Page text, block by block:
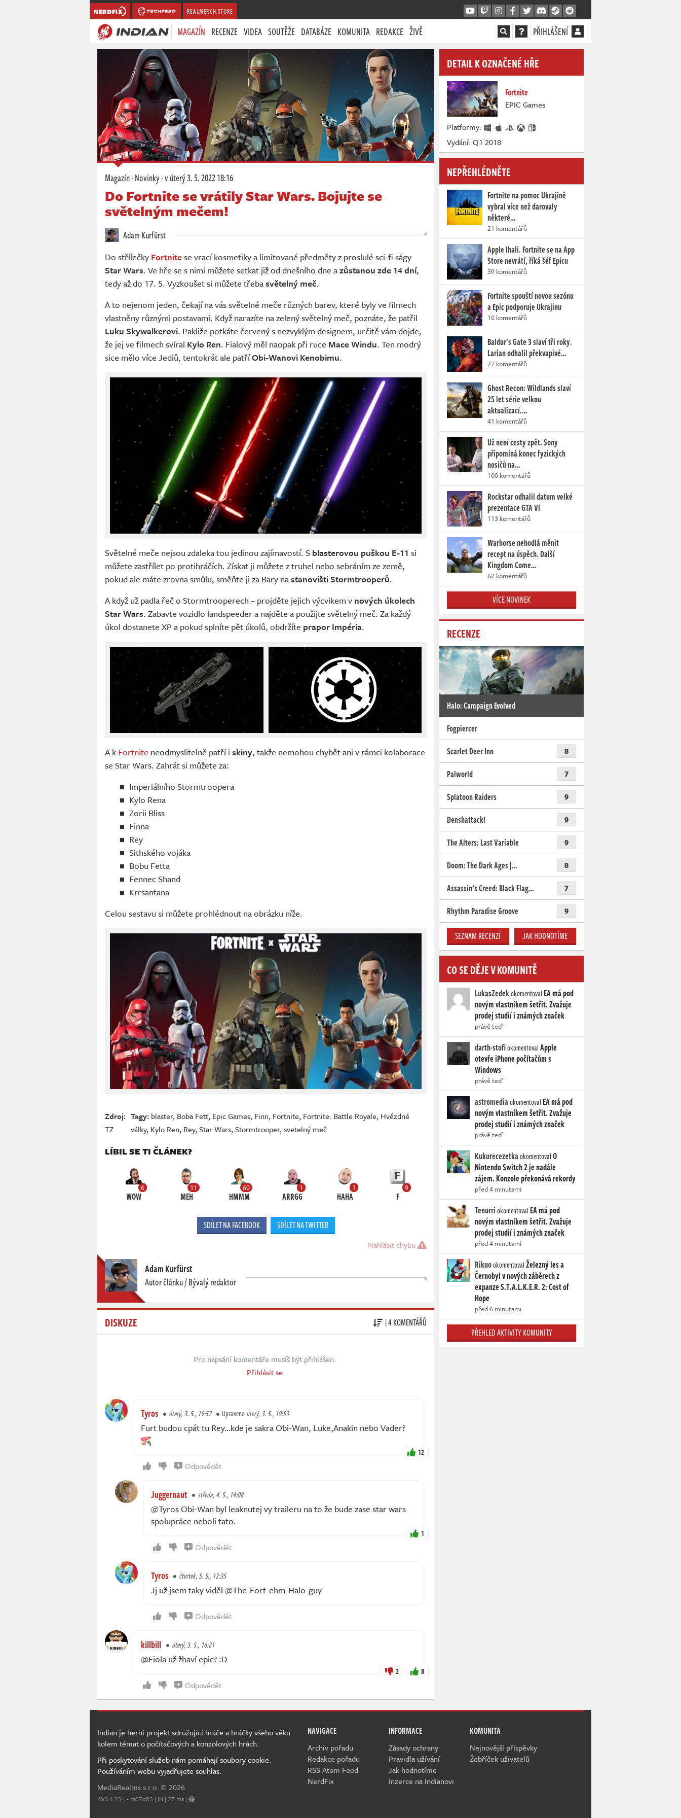
REALMERCH.STORE
MAGAZÍN RECENZE VIDEA SOUTĚŽE DATABÁZE KOMUNITA REDAKCE ŽIVĚ PŘIHLÁŠENÍ
Magazín·Novinky·v úterý3. 5. 2022 18:16
Do Fortnite se vrátily Star Wars. Bojujte se
světelným mečem!
Adam Kurfürst
Do střílečky Fortnitese vrací kosmetiky a limitované předměty z proslulé sci-fi ságy
Star Wars. Ve hře se s nimi můžete setkat již od dnešního dne azůstanou zde 14 dní,
tedy až do 17. 5. Vyzkoušet si můžete třebasvětelný meč.
A to nejenom jeden, čekají na vás světelné meče různých barev, které byly ve filmech
vlastněny různými postavami. Když narazíte na zelený světelný meč, poznáte, že patřil
Luku Skywalkerovi. Pakliže potkáte červený s nezvyklým designem, určitě vám dojde,
že jej ve filmech svíral Kylo Ren. Fialový měl naopak při ruce Mace Windu. Ten modrý
sice mělo více Jediů, tentokrát ale patříObi-Wanovi Kenobimu.
Světelné meče nejsou zdaleka tou jedinou zajímavostí. S blasterovou puškou E-11 si
můžete zastřílet po protihráčích. Získat ji můžete z truhel nebo sebráním ze země,
pokud ale máte zrovna smůlu, směňte ji za Bary nastanovišti Stormtrooperů.
A když už padla řeč o Stormtrooperech – projděte jejich výcvikem v nových úkolech
Star Wars. Zabavte vozidlo landspeeder a najděte a použijte světelný meč. Za každý
úkol dostanete XP a pokud splníte pět úkolů, obdržíte prapor Impéria.
A k Fortnite neodmyslitelně patří i skiny, takže nemohou chybět ani v rámci kolaborace
se Star Wars. Zahrát si můžete za:
Imperiálního Stormtroopera
Kylo Rena
Zorii Bliss
Finna
Rey
Sithského vojáka
Bobu Fetta
Fennec Shand
Krrsantana
Celou sestavu si můžete prohlédnout na obrázku níže.
Zdroj:
TZ
Tagy: blaster, Boba Fett, Epic Games, Finn, Fortnite, Fortnite: Battle Royale, Hvězdné
války, Kylo Ren, Rey,Star Wars,Stormtrooper,svetelný meč
LÍBIL SE TI ČLÁNEK?
6
WOW
11
MEH
60
HMMM
1
ARRGG
1
HAHA
9
F
SDÍLET NA FACEBOOK SDÍLET NA TWITTER
Nahlásit chybu
Adam Kurfürst
Autor článku / Bývalý redaktor
DISKUZE | 4 KOMENTÁŘŮ
Pro napsání komentáře musíš být přihlášen.
Přihlásit se
Tyros úterý, 3. 5., 19:52 Upravenoúterý, 3. 5., 19:53
Furt budou cpát tu Rey…kde je sakra Obi-Wan, Luke,Anakin nebo Vader?
12
Odpovědět
Juggernaut středa, 4. 5., 14:08
@Tyros Obi-Wan byl leaknutej vy traileru na to že bude zase star wars
spolupráce neboli tato.
1
Odpovědět
Tyros čtvrtek, 5. 5., 12:35
Jj už jsem taky viděl @The-Fort-ehm-Halo-guy
Odpovědět
killbill úterý, 3. 5., 16:21
@Fiola už žhaví epic? :D
2 8
Odpovědět
DETAIL K OZNAČENÉ HŘE
Fortnite
EPIC Games
Platformy:
Vydání: Q1 2018
NEPŘEHLÉDNĚTE
Fortnite na pomoc Ukrajině
vybral více než darovaly
některé…
21 komentářů
Apple lhali. Fortnite se na App
Store nevrátí, říká šéf Epicu
39 komentářů
Fortnite spouští novou sezónu
a Epic podporuje Ukrajinu
10 komentářů
Baldur's Gate 3 slaví tři roky.
Larian odhalil překvapivé…
77 komentářů
Ghost Recon: Wildlands slaví
25 let série velkou
aktualizací.…
41 komentářů
Už není cesty zpět. Sony
připomíná konec fyzických
nosičů na…
100 komentářů
Rockstar odhalil datum velké
prezentace GTA VI
113 komentářů
Warhorse nehodlá měnit
recept na úspěch. Další
Kingdom Come…
62 komentářů
VÍCE NOVINEK
RECENZE
Halo: Campaign Evolved
Fogpiercer
Scarlet Deer Inn
8
Palworld 7
Splatoon Raiders 9
Denshattack! 9
The Alters: Last Variable 9
Doom: The Dark Ages |… 8
Assassin’s Creed: Black Flag… 7
Rhythm Paradise Groove 9
SEZNAM RECENZÍ JAK HODNOTÍME
CO SE DĚJE V KOMUNITĚ
LukasZedekokomentoval EA má pod
novým vlastníkem šetřit. Zvažuje
prodej studií i známých značek
právě teď
darth-stofiokomentovalApple
otevře iPhone počítačům s
Windows
právě teď
astromediaokomentoval EA má pod
novým vlastníkem šetřit. Zvažuje
prodej studií i známých značek
právě teď
KukurecezetkaokomentovalO
Nintendo Switch 2 je nadále
zájem. Konzole překonává rekordy
před 4 minutami
Tenurriokomentoval EA má pod
novým vlastníkem šetřit. Zvažuje
prodej studií i známých značek
před 4 minutami
RikuookomentovalŽelezný les a
Černobyl v nových záběrech z
expanze S.T.A.L.K.E.R. 2: Cost of
Hope
před 6 minutami
PŘEHLED AKTIVITY KOMUNITY
NAVIGACE
Archiv pořadu
Redakce pořadu
RSS Atom Feed
NerdFix
INFORMACE
Zásady ochrany
Pravidla užívání
Jak hodnotíme
Inzerce na Indianovi
KOMUNITA
Nejnovější příspěvky
Žebříček uživatelů
Indian je herní projekt sdružující hráče a hráčky všeho věku
kolem témat o počítačových a konzolových hrách.
Při poskytování služeb nám pomáhají soubory cookie.
Používáním webu vyjadřujete souhlas.
MediaRealms s.r.o. © 2026
IWS 4.234 - m07d03 | IN | 27 ms |